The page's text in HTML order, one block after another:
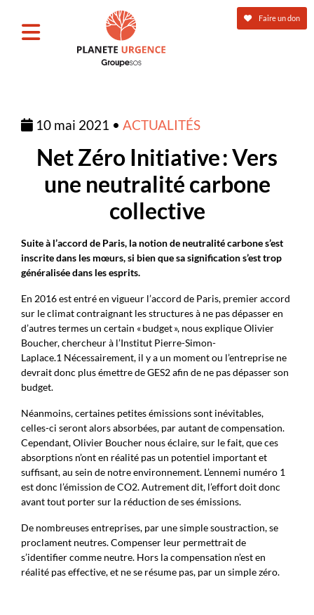
10 mai 2021 • ACTUALITÉS
Net Zéro Initiative : Vers
une neutralité carbone
collective
Suite à l’accord de Paris, la notion de neutralité carbone s’est
inscrite dans les mœurs, si bien que sa signification s’est trop
généralisée dans les esprits.
En 2016 est entré en vigueur l’accord de Paris, premier accord
sur le climat contraignant les structures à ne pas dépasser en
d’autres termes un certain « budget », nous explique Olivier
Boucher, chercheur à l’Institut Pierre-Simon-
Laplace.1 Nécessairement, il y a un moment ou l’entreprise ne
devrait donc plus émettre de GES2afin de ne pas dépasser son
budget.
Néanmoins, certaines petites émissions sont inévitables,
celles-ci seront alors absorbées, par autant de compensation.
Cependant, Olivier Boucher nous éclaire, sur le fait, que ces
absorptions n’ont en réalité pas un potentiel important et
suffisant, au sein de notre environnement. L’ennemi numéro 1
est donc l’émission de CO2. Autrement dit, l’effort doit donc
avant tout porter sur la réduction de ses émissions.
De nombreuses entreprises, par une simple soustraction, se
proclament neutres. Compenser leur permettrait de
s’identifier comme neutre. Hors la compensation n’est en
réalité pas effective, et ne se résume pas, par un simple zéro.
Faire un don